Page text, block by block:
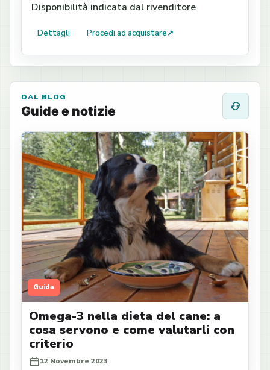
Disponibilità indicata dal rivenditore
Dettagli Procedi ad acquistare↗
DAL BLOG
Guide e notizie
Guida
Omega-3 nella dieta del cane: a
cosa servono e come valutarli con
criterio
12 Novembre 2023